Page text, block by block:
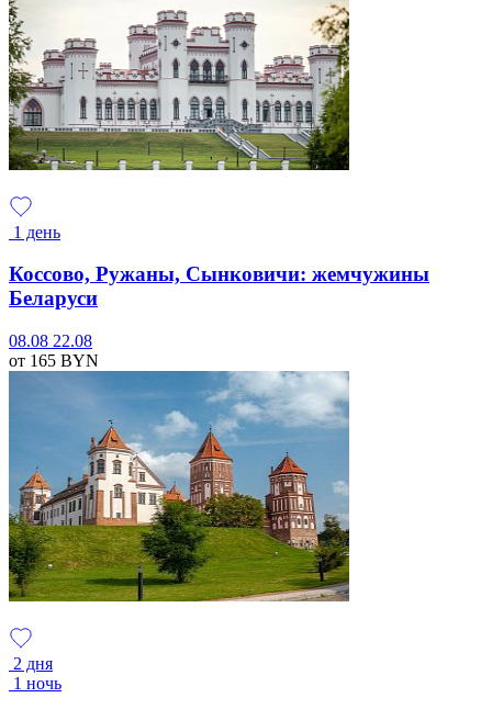
1 день
Коссово, Ружаны, Сынковичи: жемчужины
Беларуси
08.08 22.08
от 165 BYN
2 дня
1 ночь